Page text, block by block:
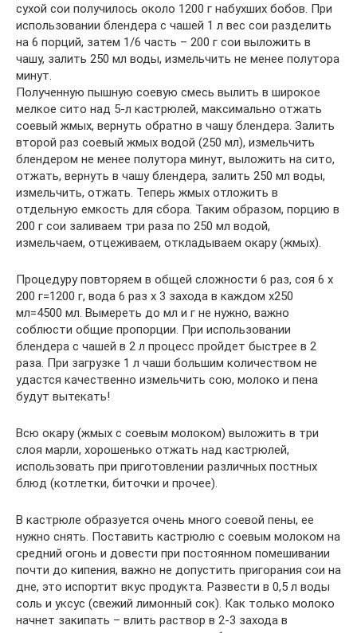
сухой сои получилось около 1200 г набухших бобов. При
использовании блендера с чашей 1 л вес сои разделить
на 6 порций, затем 1/6 часть – 200 г сои выложить в
чашу, залить 250 мл воды, измельчить не менее полутора
минут.
Полученную пышную соевую смесь вылить в широкое
мелкое сито над 5-л кастрюлей, максимально отжать
соевый жмых, вернуть обратно в чашу блендера. Залить
второй раз соевый жмых водой (250 мл), измельчить
блендером не менее полутора минут, выложить на сито,
отжать, вернуть в чашу блендера, залить 250 мл воды,
измельчить, отжать. Теперь жмых отложить в
отдельную емкость для сбора. Таким образом, порцию в
200 г сои заливаем три раза по 250 мл водой,
измельчаем, отцеживаем, откладываем окару (жмых).
Процедуру повторяем в общей сложности 6 раз, соя 6 х
200 г=1200 г, вода 6 раз х 3 захода в каждом х250
мл=4500 мл. Вымереть до мл и г не нужно, важно
соблюсти общие пропорции. При использовании
блендера с чашей в 2 л процесс пройдет быстрее в 2
раза. При загрузке 1 л чаши большим количеством не
удастся качественно измельчить сою, молоко и пена
будут вытекать!
Всю окару (жмых с соевым молоком) выложить в три
слоя марли, хорошенько отжать над кастрюлей,
использовать при приготовлении различных постных
блюд (котлетки, биточки и прочее).
В кастрюле образуется очень много соевой пены, ее
нужно снять. Поставить кастрюлю с соевым молоком на
средний огонь и довести при постоянном помешивании
почти до кипения, важно не допустить пригорания сои на
дне, это испортит вкус продукта. Развести в 0,5 л воды
соль и уксус (свежий лимонный сок). Как только молоко
начнет закипать – влить раствор в 2-3 захода в